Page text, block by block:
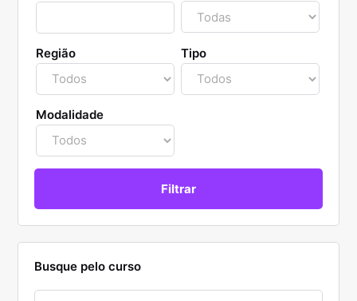
Região Tipo
Modalidade
Busque pelo curso